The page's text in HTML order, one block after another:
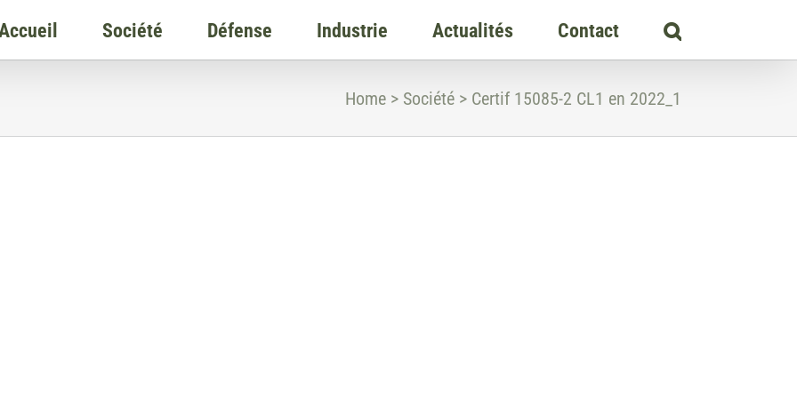
Société Défense Industrie Actualités Contact
Home > Société > Certif 15085-2 CL1 en 2022_1